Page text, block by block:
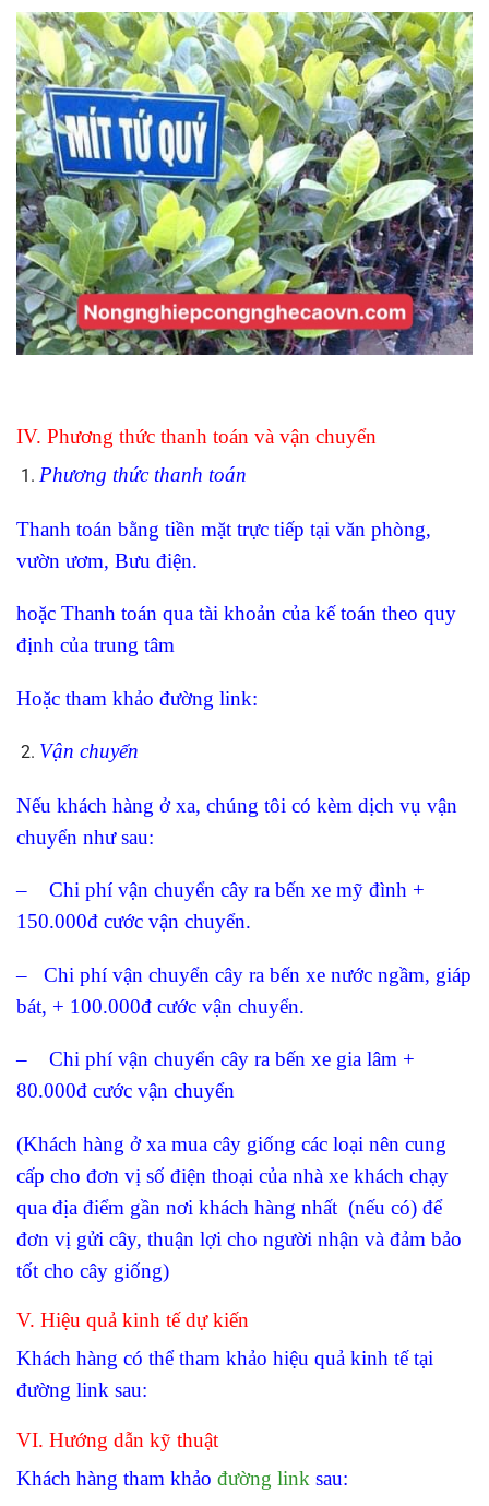
IV. Phương thức thanh toán và vận chuyển
Phương thức thanh toán
Thanh toán bằng tiền mặt trực tiếp tại văn phòng,
vườn ươm, Bưu điện.
hoặc Thanh toán qua tài khoản của kế toán theo quy
định của trung tâm
Hoặc tham khảo đường link:
Vận chuyển
Nếu khách hàng ở xa, chúng tôi có kèm dịch vụ vận
chuyển như sau:
– Chi phí vận chuyển cây ra bến xe mỹ đình +
150.000đ cước vận chuyển.
– Chi phí vận chuyển cây ra bến xe nước ngầm, giáp
bát, + 100.000đ cước vận chuyển.
– Chi phí vận chuyển cây ra bến xe gia lâm +
80.000đ cước vận chuyển
(Khách hàng ở xa mua cây giống các loại nên cung
cấp cho đơn vị số điện thoại của nhà xe khách chạy
qua địa điểm gần nơi khách hàng nhất (nếu có) để
đơn vị gửi cây, thuận lợi cho người nhận và đảm bảo
tốt cho cây giống)
V. Hiệu quả kinh tế dự kiến
Khách hàng có thể tham khảo hiệu quả kinh tế tại
đường link sau:
VI. Hướng dẫn kỹ thuật
Khách hàng tham khảo đường link sau: